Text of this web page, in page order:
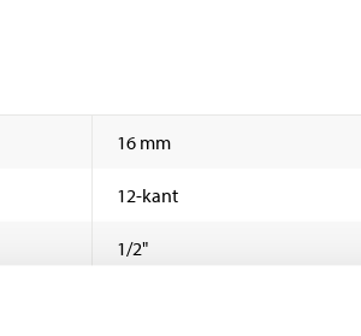
16 mm
12-kant
1/2"